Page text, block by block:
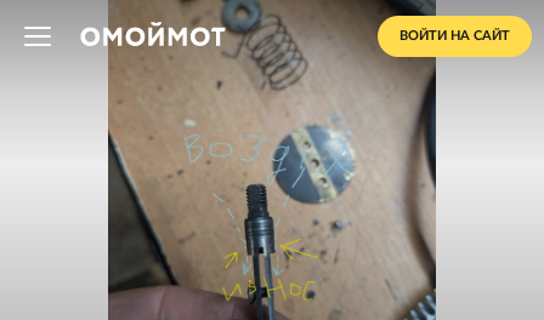
ВОЙТИ НА САЙТ